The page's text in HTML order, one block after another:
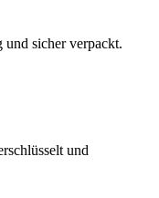
sicher verpackt.
und